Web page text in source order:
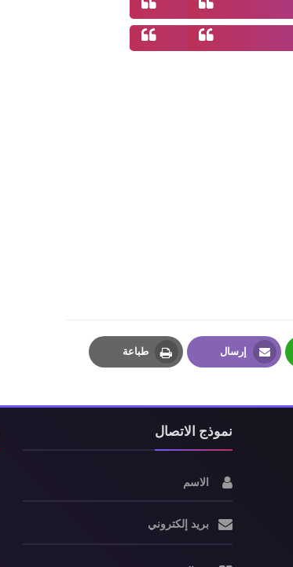
إرسال طباعة
نموذج الاتصال
الاسم
بريد إلكتروني